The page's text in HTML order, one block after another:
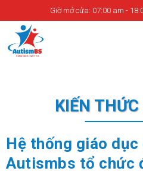
Giờ mở cửa: 07:00 am -
KIẾN
Hệ thống giáo
Autismbs tổ chức